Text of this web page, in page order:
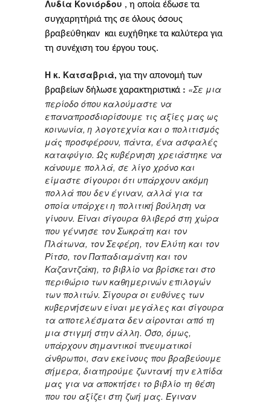
Λυδία Κονιόρδου , η οποία έδωσε τα
συγχαρητήριά της σε όλους όσους
βραβεύθηκαν και ευχήθηκε τα καλύτερα για
τη συνέχιση του έργου τους.
Η κ. Κατσαβριά, για την απονομή των
βραβείων δήλωσε χαρακτηριστικά : «Σε μια
περίοδο όπου καλούμαστε να
επαναπροσδιορίσουμε τις αξίες μας ως
κοινωνία, η λογοτεχνία και ο πολιτισμός
μάς προσφέρουν, πάντα, ένα ασφαλές
καταφύγιο. Ως κυβέρνηση χρειάστηκε να
κάνουμε πολλά, σε λίγο χρόνο και
είμαστε σίγουροι ότι υπάρχουν ακόμη
πολλά που δεν έγιναν, αλλά για τα
οποία υπάρχει η πολιτική βούληση να
γίνουν. Είναι σίγουρα θλιβερό στη χώρα
που γέννησε τον Σωκράτη και τον
Πλάτωνα, τον Σεφέρη, τον Ελύτη και τον
Ρίτσο, τον Παπαδιαμάντη και τον
Καζαντζάκη, το βιβλίο να βρίσκεται στο
περιθώριο των καθημερινών επιλογών
των πολιτών.Σίγουρα οι ευθύνες των
κυβερνήσεων είναι μεγάλες και σίγουρα
τα αποτελέσματα δεν αίρονται από τη
μια στιγμή στην άλλη. Όσο, όμως,
υπάρχουν σημαντικοί πνευματικοί
άνθρωποι, σαν εκείνους που βραβεύουμε
σήμερα, διατηρούμε ζωντανή την ελπίδα
μας για να αποκτήσει το βιβλίο τη θέση
που του αξίζει στη ζωή μας. Έγιναν